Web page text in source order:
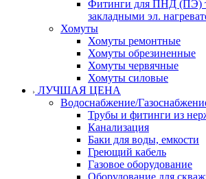
Фитинги для ПНД (ПЭ)
закладными эл.
Хомуты
Хомуты ремонтные
Хомуты обрезиненные
Хомуты червячные
Хомуты силовые
ЛУЧШАЯ ЦЕНА
Водоснабжение/
Трубы и фитинги из
Канализация
Баки для воды, емкости
Греющий кабель
Газовое оборудование
Оборудование для